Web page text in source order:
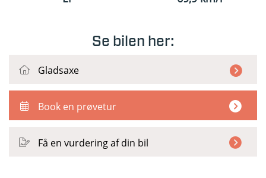
Se bilen her:
Gladsaxe
Book en prøvetur
Få en vurdering af din bil